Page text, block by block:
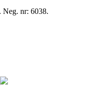
Ngilalaki, s. 3300 m. W. Kaudern: I Celebes obygder I. Sthlm 1921. Bild 173, p. 533. Bildark: 202. Neg. nr: 6038.